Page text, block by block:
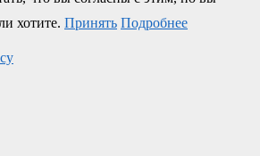
хотите. Принять Подробнее